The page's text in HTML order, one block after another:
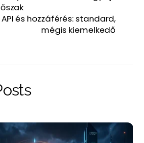
és hozzáférés: standard,
mégis kiemelkedő